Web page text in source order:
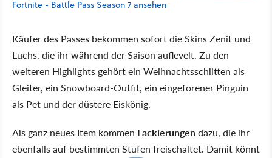
Fortnite - Battle Pass Season 7 ansehen
Käufer des Passes bekommen sofort die Skins Zenit und
Luchs, die ihr während der Saison auflevelt. Zu den
weiteren Highlights gehört ein Weihnachtsschlitten als
Gleiter, ein Snowboard-Outfit, ein eingeforener Pinguin
als Pet und der düstere Eiskönig.
Als ganz neues Item kommen Lackierungendazu, die ihr
ebenfalls auf bestimmten Stufen freischaltet. Damit könnt